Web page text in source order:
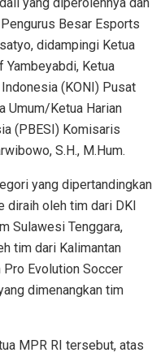
Besar Esports
didampingi Ketua
Yambeyabdi, Ketua
(KONI) Pusat
Umum/Ketua Harian
(PBESI) Komisaris
S.H., M.Hum.
yang dipertandingkan
diraih oleh tim dari DKI
Sulawesi Tenggara,
tim dari Kalimantan
Pro Evolution Soccer
dimenangkan tim
MPR RI tersebut, atas